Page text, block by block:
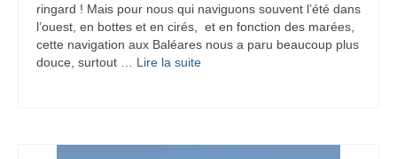
ringard ! Mais pour nous qui naviguons souvent l’été dans
l’ouest, en bottes et en cirés, et en fonction des marées,
cette navigation aux Baléares nous a paru beaucoup plus
douce, surtout … Lire la suite­­